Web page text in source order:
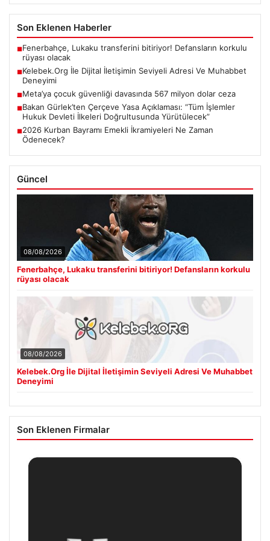
Son Eklenen Haberler
■Fenerbahçe, Lukaku transferini bitiriyor! Defansların korkulu
rüyası olacak
■Kelebek.Org İle Dijital İletişimin Seviyeli Adresi Ve Muhabbet
Deneyimi
■Meta’ya çocuk güvenliği davasında 567 milyon dolar ceza
■Bakan Gürlek’ten Çerçeve Yasa Açıklaması: “Tüm İşlemler
Hukuk Devleti İlkeleri Doğrultusunda Yürütülecek”
■2026 Kurban Bayramı Emekli İkramiyeleri Ne Zaman
Ödenecek?
Güncel
08/08/2026
Fenerbahçe, Lukaku transferini bitiriyor! Defansların korkulu
rüyası olacak
08/08/2026
Kelebek.Org İle Dijital İletişimin Seviyeli Adresi Ve Muhabbet
Deneyimi
Son Eklenen Firmalar